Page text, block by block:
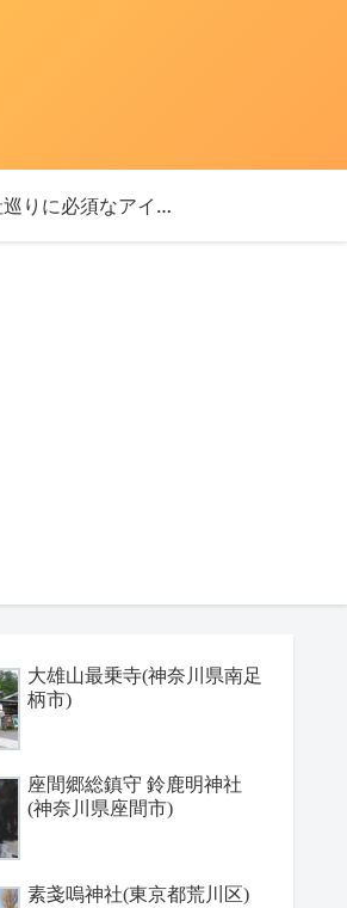
寺社巡りに必須なアイテム
大雄山最乗寺(神奈川県南足
柄市)
座間郷総鎮守 鈴鹿明神社
(神奈川県座間市)
素戔嗚神社(東京都荒川区)